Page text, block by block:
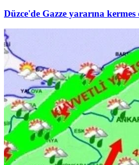
Düzce'de Gazze yararına